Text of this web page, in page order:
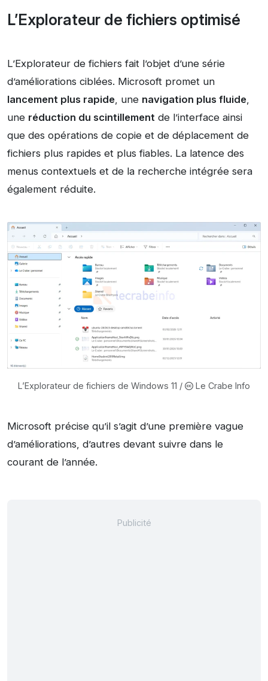
L’Explorateur de fichiers optimisé
L’Explorateur de fichiers fait l’objet d’une série
d’améliorations ciblées. Microsoft promet un
lancement plus rapide, une navigation plus fluide,
une réduction du scintillement de l’interface ainsi
que des opérations de copie et de déplacement de
fichiers plus rapides et plus fiables. La latence des
menus contextuels et de la recherche intégrée sera
également réduite.
L’Explorateur de fichiers de Windows 11 / Le Crabe Info
Microsoft précise qu’il s’agit d’une première vague
d’améliorations, d’autres devant suivre dans le
courant de l’année.